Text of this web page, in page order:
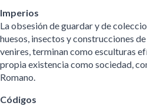
Imperios
La obsesión de guardar y de
huesos, insectos y construcciones
venires, terminan como esculturas
propia existencia como sociedad,
Romano.
Códigos